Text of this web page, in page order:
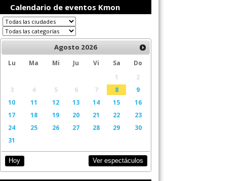
Calendario de eventos Kmon
Agosto 2026
Lu Ma Mi Ju Vi Sa
Do
1
2
3
4 5 6 7 8
9
10
11 12 13 14 15
16
17
18 19 20 21 22
23
24
25 26 27 28 29
30
31
Hoy Ver espectáculos